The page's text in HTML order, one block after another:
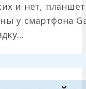
и нет,
у смартфона